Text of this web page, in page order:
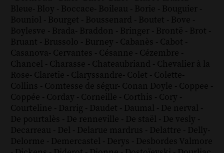
Bleue- Bloy - Boccace- Boileau - Borie - Bouguier -
Bouniol - Bourget - Boussenard - Boutet - Bove -
Boylesve - Brada- Braddon - Bringer - Brontë - Brot -
Bruant - Brussolo - Burney - Cabanès - Cabot -
Casanova- Cervantes - Césanne - Cézembre -
Chancel - Charasse - Chateaubriand - Chevalier à la
Rose- Claretie - Claryssandre- Colet - Colette-
Collins - Comtesse de ségur- Conan Doyle - Coppee -
Coppée - Corday - Corneille - Corthis - Cory -
Courteline - Darrig - Daudet - Daumal - De nerval -
De pourtalès - De renneville - De staël - De vesly -
Decarreau - Del - Delarue mardrus - Delattre - Delly-
Delorme - Demercastel - Derys - Desbordes Valmore